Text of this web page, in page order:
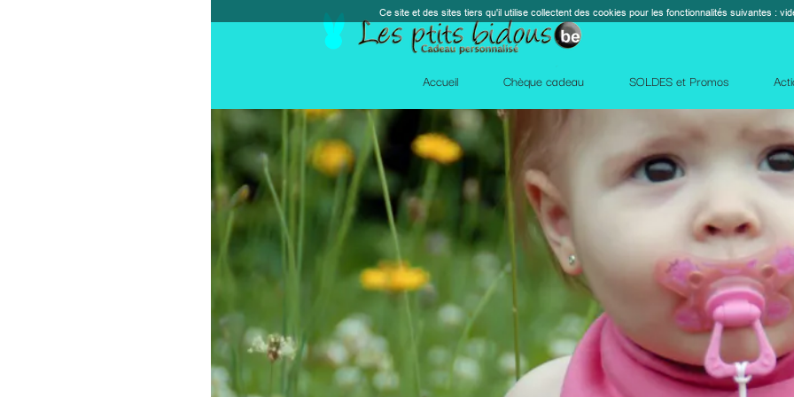
SOLDES et Promos Action Facebook Blog Des
Ce site et des sites tiers qu'il utilise collectent des cookies pour les fonctionnalités suivantes : vidéos, cartes, réseaux sociaux, calendrier,